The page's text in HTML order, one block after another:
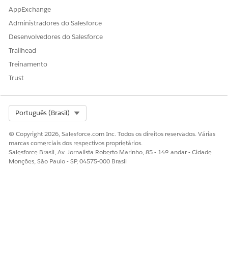
"Encontre um médico de tratamento principal perto de
mim".
"Estou com dor nas costas e preciso de um especialista."
AppExchange
Administradores do Salesforce
Desenvolvedores do Salesforce
Trailhead
Treinamento
Trust
Português (Brasil)
© Copyright 2026, Salesforce.com Inc. Todos os direitos reservados. Várias
marcas comerciais dos respectivos proprietários.
Salesforce Brasil, Av. Jornalista Roberto Marinho, 85 - 14º andar - Cidade
Monções, São Paulo - SP, 04575-000 Brasil